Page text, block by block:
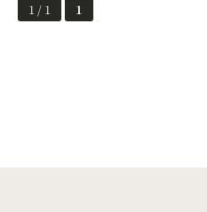
1 / 1 1